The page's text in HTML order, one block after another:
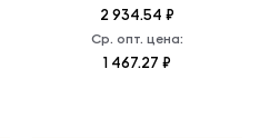
2 934.54 ₽
Ср. опт. цена:
1 467.27 ₽